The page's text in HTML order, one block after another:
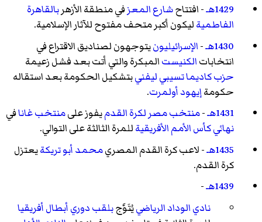
1429هـ
- افتتاحشارع المعزفي منطقة الأزهربالقاهرة
الفاطميةليكون أكبر متحف مفتوح للآثار الإسلامية.
1430هـ
-الإسرائيليونيتوجهون لصناديق الاقتراع في
انتخاباتالكنيستالمبكرة والتي أتت بعد فشل زعيمة
حزب كاديماتسيبي ليفنيبتشكيل الحكومة بعد استقاله
حكومةإيهود أولمرت.
1431هـ
-منتخب مصر لكرة القدميفوز علىمنتخب غانافي
نهائي كأس الأمم الأفريقيةللمرة الثالثة على التوالي.
1435هـ
- لاعب كرة القدم المصريمحمد أبو تريكةيعتزل
كرة القدم.
1439هـ
-
نادي الوداد الرياضييُتَوَّجبلقب دوري أبطال أفريقيا